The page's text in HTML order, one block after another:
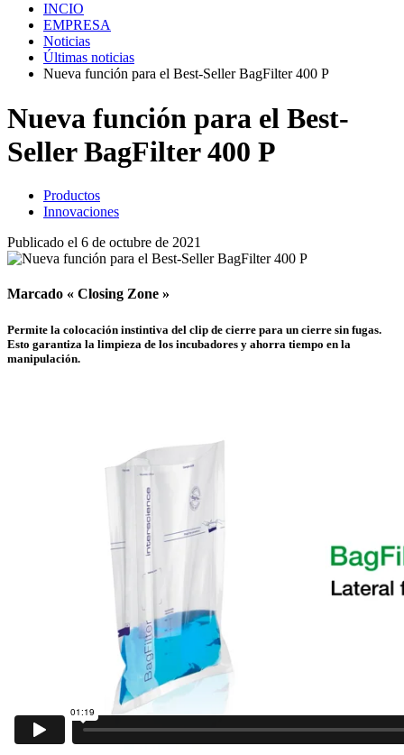
INCIO
EMPRESA
Noticias
Últimas noticias
Nueva función para el Best-Seller BagFilter 400 P
Nueva función para el Best-
Seller BagFilter 400 P
Productos
Innovaciones
Publicado el 6 de octubre de 2021
Marcado « Closing Zone »
Permite la colocación instintiva del clip de cierre para un cierre sin fugas.
Esto garantiza la limpieza de los incubadores y ahorra tiempo en la
manipulación.